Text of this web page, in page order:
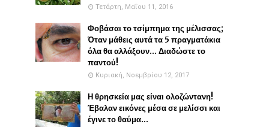
Τετάρτη, Μαΐου 11, 2016
Φοβάσαι το τσίμπημα της μέλισσας;
Όταν μάθεις αυτά τα 5 πραγματάκια
όλα θα αλλάξουν... Διαδώστε το
παντού!
Κυριακή, Νοεμβρίου 12, 2017
Η θρησκεία μας είναι ολοζώντανη!
Έβαλαν εικόνες μέσα σε μελίσσι και
έγινε το θαύμα...